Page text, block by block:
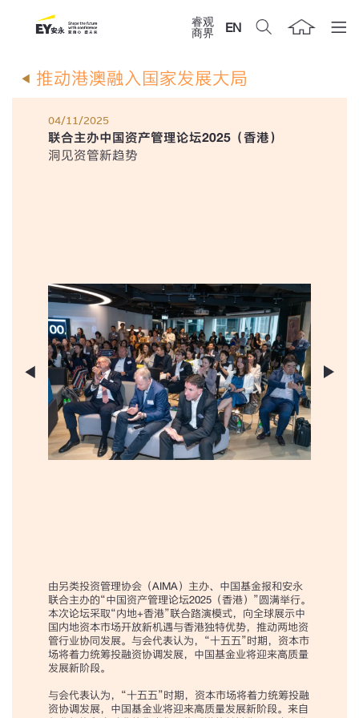
睿观
商界
EN
推动港澳融入国家发展大局
04/11/2025
联合主办中国资产管理论坛2025（香港）
洞见资管新趋势
由另类投资管理协会（AIMA）主办、中国基金报和安永
联合主办的“中国资产管理论坛2025（香港）”圆满举行。
本次论坛采取“内地+香港”联合路演模式，向全球展示中
国内地资本市场开放新机遇与香港独特优势，推动两地资
管行业协同发展。与会代表认为，“十五五”时期，资本市
场将着力统筹投融资协调发展，中国基金业将迎来高质量
发展新阶段。
与会代表认为，“十五五”时期，资本市场将着力统筹投融
资协调发展，中国基金业将迎来高质量发展新阶段。来自